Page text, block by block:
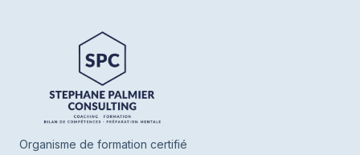
Henrie SPC
En ligne
Bonjour ! Je suis Henrie votre assistant de
SPC. Parlez-moi de vous ou de ce que
vous cherchez, je vous oriente vers nos
Organisme de formation certifié